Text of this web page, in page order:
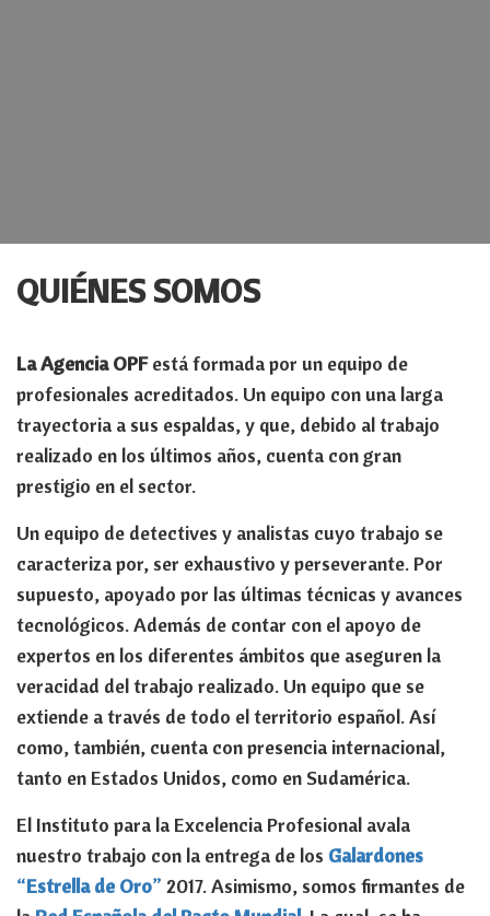
QUIÉNES SOMOS
La Agencia OPFestá formada por un equipo de
profesionales acreditados. Un equipo con una larga
trayectoria a sus espaldas, y que, debido al trabajo
realizado en los últimos años, cuenta con gran
prestigio en el sector.
Un equipo de detectives y analistas cuyo trabajo se
caracteriza por, ser exhaustivo y perseverante. Por
supuesto, apoyado por las últimas técnicas y avances
tecnológicos. Además de contar con el apoyo de
expertos en los diferentes ámbitos que aseguren la
veracidad del trabajo realizado. Un equipo que se
extiende a través de todo el territorio español. Así
como, también, cuenta con presencia internacional,
tanto en Estados Unidos, como en Sudamérica.
El Instituto para la Excelencia Profesional avala
nuestro trabajo con la entrega de los Galardones
“Estrella de Oro” 2017. Asimismo, somos firmantes de